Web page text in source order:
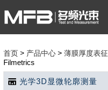
首页> 产品中心> 薄膜厚度表征
Filmetrics
光学3D显微轮廓测量